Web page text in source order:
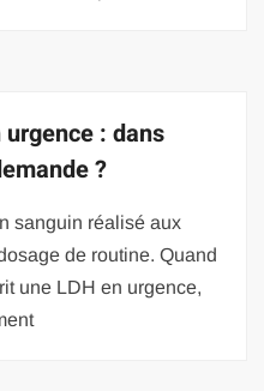
: dans
?
sanguin réalisé aux
de routine. Quand
une LDH en urgence,